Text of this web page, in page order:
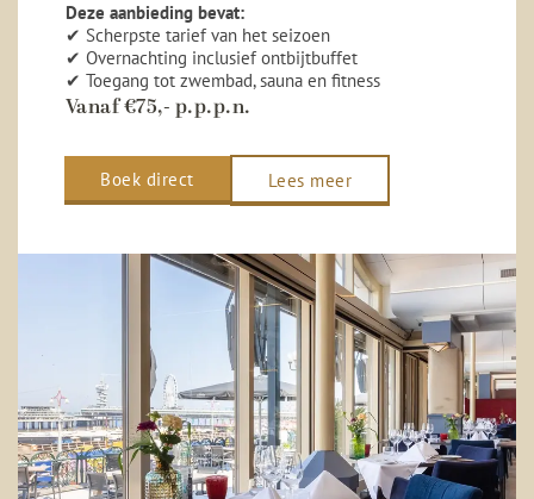
Deze aanbieding bevat:
✔ Scherpste tarief van het seizoen
✔ Overnachting inclusief ontbijtbuffet
✔ Toegang tot zwembad, sauna en fitness
Vanaf €75,- p.p.p.n.
Boek direct Lees meer